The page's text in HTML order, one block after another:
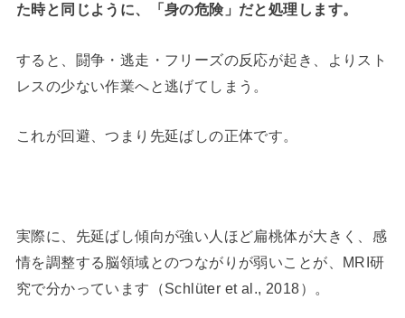
た時と同じように、「身の危険」だと処理します。
すると、闘争・逃走・フリーズの反応が起き、よりスト
レスの少ない作業へと逃げてしまう。
これが回避、つまり先延ばしの正体です。
実際に、先延ばし傾向が強い人ほど扁桃体が大きく、感
情を調整する脳領域とのつながりが弱いことが、MRI研
究で分かっています（Schlüter et al., 2018）。